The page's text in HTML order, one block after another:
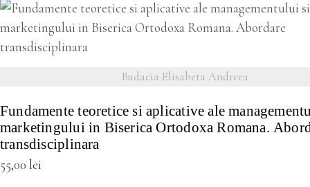
Budacia Elisabeta Andreea
Fundamente teoretice si aplicative ale
marketingului in Biserica Ortodoxa Romana.
transdisciplinara
55,00 lei